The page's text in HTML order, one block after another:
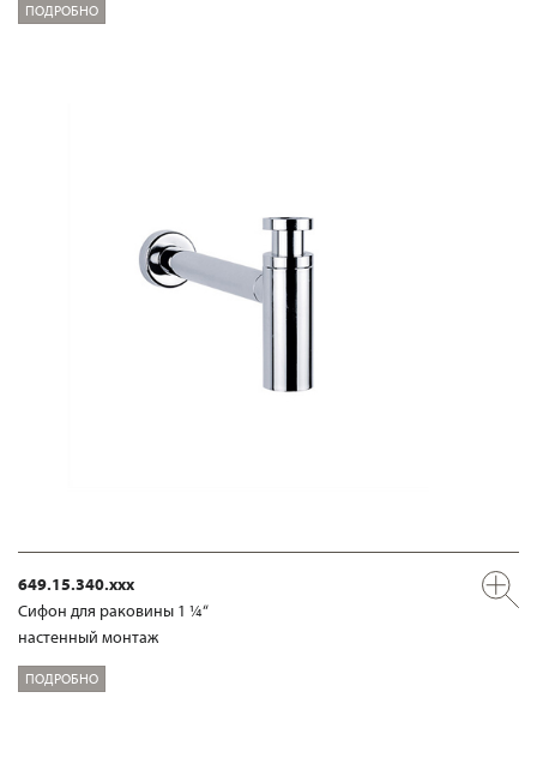
ПОДРОБНО
649.15.340.xxx
Сифон для раковины 1 ¼“
настенный монтаж
ПОДРОБНО